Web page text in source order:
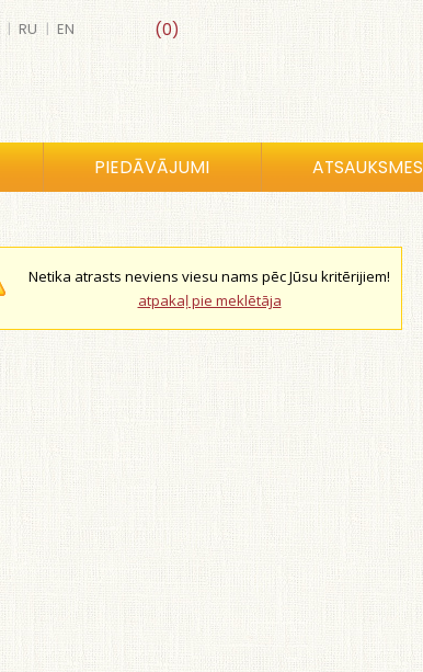
(0)
| RU | EN
PIEDĀVĀJUMI ATSAUKSMES
Netika atrasts neviens viesu nams pēc Jūsu kritērijiem!
atpakaļ pie meklētāja